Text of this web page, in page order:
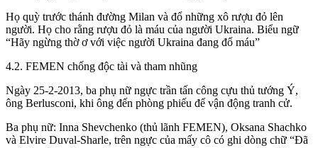
Họ quỳ trước thánh đường Milan và đổ những xô rượu đỏ lên
người. Họ cho rằng rượu đỏ là máu của người Ukraina. Biểu ngữ
“Hãy ngừng thờ ơ với việc người Ukraina đang đổ máu”
4.2. FEMEN chống độc tài và tham nhũng
Ngày 25-2-2013, ba phụ nữ ngực trần tấn công cựu thủ tướng Ý,
ông Berlusconi, khi ông đến phòng phiếu để vận động tranh cử.
Ba phụ nữ: Inna Shevchenko (thủ lãnh FEMEN), Oksana Shachko
và Elvire Duval-Sharle, trên ngực của mấy cô có ghi dòng chữ “Đã